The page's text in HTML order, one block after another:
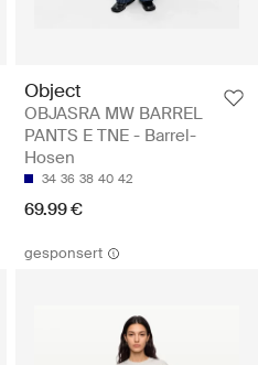
Object
OBJASRA MW BARREL
PANTS E TNE - Barrel-
Hosen
34 36 38 40 42
69.99 €
gesponsert